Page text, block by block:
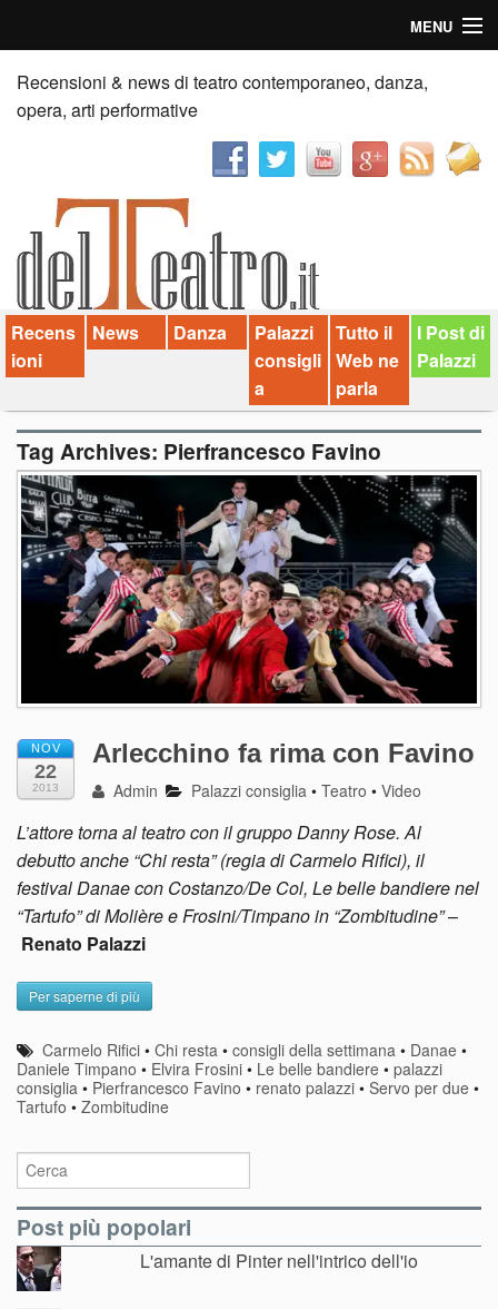
MENU
Home
Recensioni
News
Palazzi consiglia
Video
Chi siamo
Contatti
dT in English
Recensioni & news di teatro contemporaneo, danza,
opera, arti performative
Recens
ioni
News Danza
Palazzi
consigli
a
Tutto il
Web ne
parla
I Post di
Palazzi
Tag Archives: Pierfrancesco Favino
NOV
22
2013
Arlecchino fa rima con Favino
Admin Palazzi consiglia •Teatro •Video
L’attore torna al teatro con il gruppo Danny Rose. Al
debutto anche “Chi resta” (regia di Carmelo Rifici), il
festival Danae con Costanzo/De Col, Le belle bandiere nel
“Tartufo” di Molière e Frosini/Timpano in “Zombitudine”–
Renato Palazzi
Per saperne di più
Carmelo Rifici •Chi resta •consigli della settimana • Danae •
Daniele Timpano • Elvira Frosini • Le belle bandiere • palazzi
consiglia • Pierfrancesco Favino • renato palazzi • Servo per due •
Tartufo • Zombitudine
Post più popolari
L'amante di Pinter nell'intrico dell'io